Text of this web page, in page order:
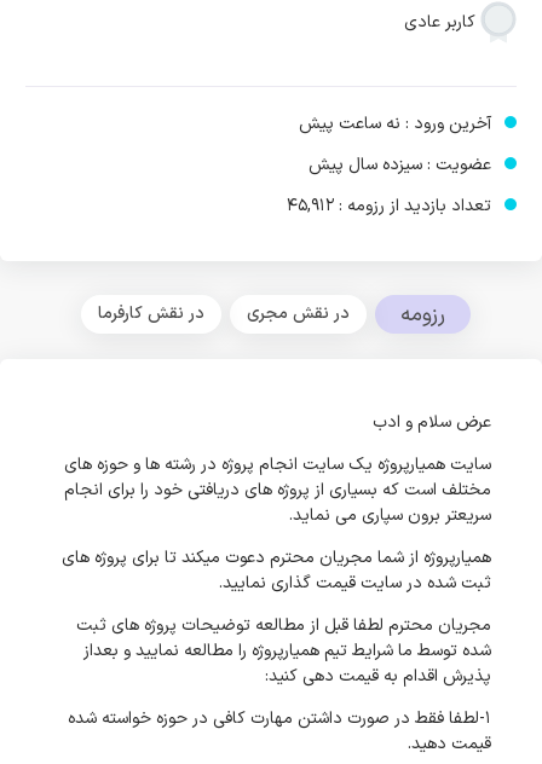
کاربر عادی
آخرین ورود : نه ساعت پیش
عضویت : سیزده سال پیش
تعداد بازدید از رزومه : 45,912
رزومه در نقش مجری در نقش کارفرما
عرض سلام و ادب
سایت همیارپروژه یک سایت انجام پروژه در رشته ها و حوزه های
مختلف است که بسیاری از پروژه های دریافتی خود را برای انجام
سریعتر برون سپاری می نماید.
همیارپروژه از شما مجریان محترم دعوت میکند تا برای پروژه های
ثبت شده در سایت قیمت گذاری نمایید.
مجریان محترم لطفا قبل از مطالعه توضیحات پروژه های ثبت
شده توسط ما شرایط تیم همیارپروژه را مطالعه نمایید و بعداز
پذیرش اقدام به قیمت دهی کنید:
1-لطفا فقط در صورت داشتن مهارت کافی در حوزه خواسته شده
قیمت دهید.